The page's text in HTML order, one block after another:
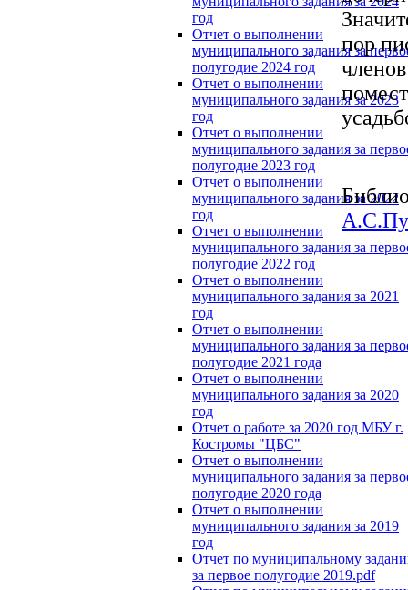
год
Отчет о выполнении
муниципального задания за
полугодие 2024 год
Отчет о выполнении
муниципального задания за 2023
год
Отчет о выполнении
муниципального задания за
полугодие 2023 год
Отчет о выполнении
муниципального задания за 2022
год
Отчет о выполнении
муниципального задания за
полугодие 2022 год
Отчет о выполнении
муниципального задания за 2021
год
Отчет о выполнении
муниципального задания за
полугодие 2021 года
Отчет о выполнении
муниципального задания за 2020
год
Отчет о работе за 2020 год МБУ г.
Костромы "ЦБС"
Отчет о выполнении
муниципального задания за
полугодие 2020 года
Отчет о выполнении
муниципального задания за 2019
год
Отчет по муниципальному
за первое полугодие 2019.pdf
пор